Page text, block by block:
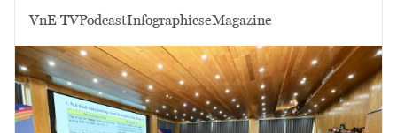
VnE TVPodcastInfographicseMagazine